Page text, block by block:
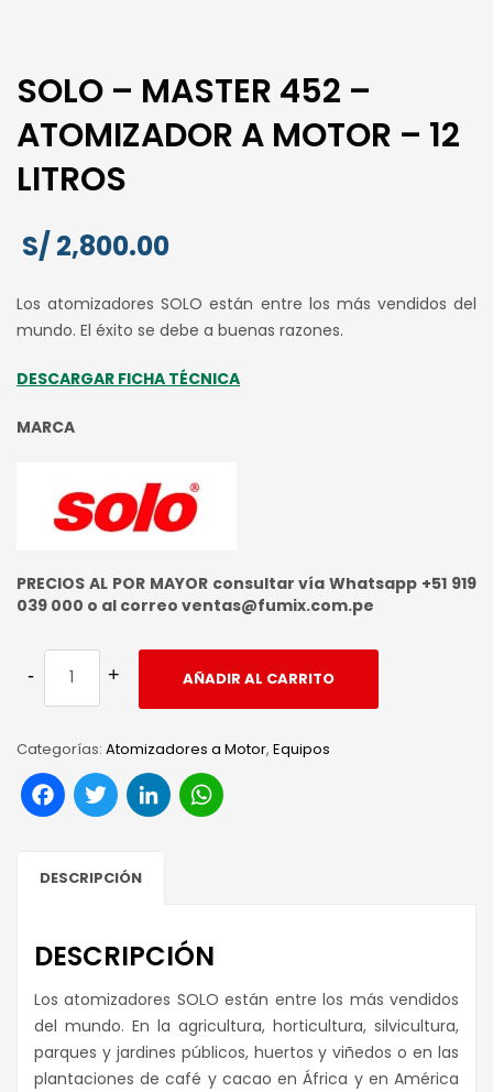
SOLO – MASTER 452 –
ATOMIZADOR A MOTOR – 12
LITROS
S/ 2,800.00
Los atomizadores SOLO están entre los más vendidos del
mundo. El éxito se debe a buenas razones.
DESCARGAR FICHA TÉCNICA
MARCA
PRECIOS AL POR MAYOR consultar vía Whatsapp +51 919
039 000 o al correo ventas@fumix.com.pe
AÑADIR AL CARRITO
Categorías: Atomizadores a Motor, Equipos
Facebook
TwitterLinkedIn
DESCRIPCIÓN
DESCRIPCIÓN
Los atomizadores SOLO están entre los más vendidos
del mundo. En la agricultura, horticultura, silvicultura,
parques y jardines públicos, huertos y viñedos o en las
plantaciones de café y cacao en África y en América